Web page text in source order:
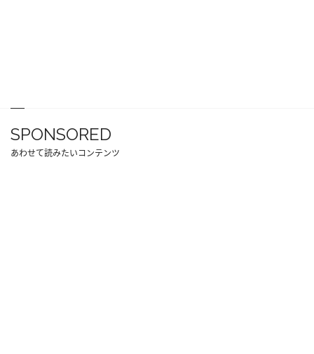
SPONSORED
あわせて読みたいコンテンツ